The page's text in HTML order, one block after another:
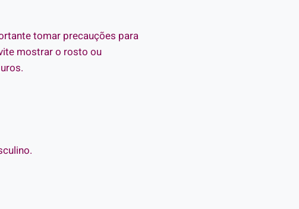
tomar precauções para
mostrar o rosto ou